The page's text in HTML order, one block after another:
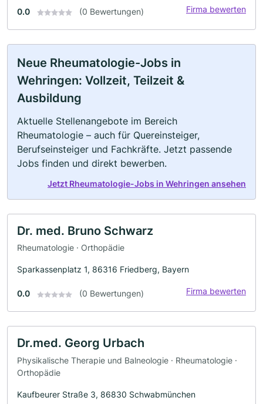
0.0 (0 Bewertungen) Firma bewerten
Neue Rheumatologie-Jobs in
Wehringen: Vollzeit, Teilzeit &
Ausbildung
Aktuelle Stellenangebote im Bereich
Rheumatologie – auch für Quereinsteiger,
Berufseinsteiger und Fachkräfte. Jetzt passende
Jobs finden und direkt bewerben.
Jetzt Rheumatologie-Jobs in Wehringen ansehen
Dr. med. Bruno Schwarz
Rheumatologie · Orthopädie
Sparkassenplatz 1, 86316 Friedberg, Bayern
0.0 (0 Bewertungen) Firma bewerten
Dr.med. Georg Urbach
Physikalische Therapie und Balneologie · Rheumatologie ·
Orthopädie
Kaufbeurer Straße 3, 86830 Schwabmünchen